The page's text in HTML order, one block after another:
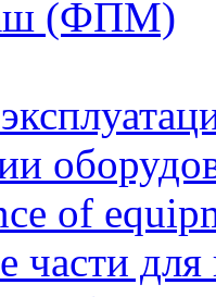
(ФПМ)
of
для